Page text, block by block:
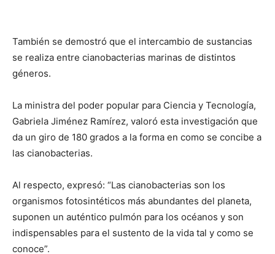
También se demostró que el intercambio de sustancias
se realiza entre cianobacterias marinas de distintos
géneros.
La ministra del poder popular para Ciencia y Tecnología,
Gabriela Jiménez Ramírez, valoró esta investigación que
da un giro de 180 grados a la forma en como se concibe a
las cianobacterias.
Al respecto, expresó: “Las cianobacterias son los
organismos fotosintéticos más abundantes del planeta,
suponen un auténtico pulmón para los océanos y son
indispensables para el sustento de la vida tal y como se
conoce”.